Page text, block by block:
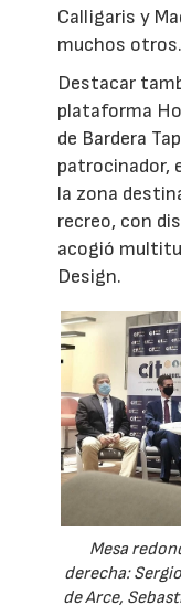
Calligaris y
muchos otros.
Destacar
plataforma
de Bardera
patrocinador,
la zona
recreo, con
acogió
Design.
Mesa
derecha:
de Arce,